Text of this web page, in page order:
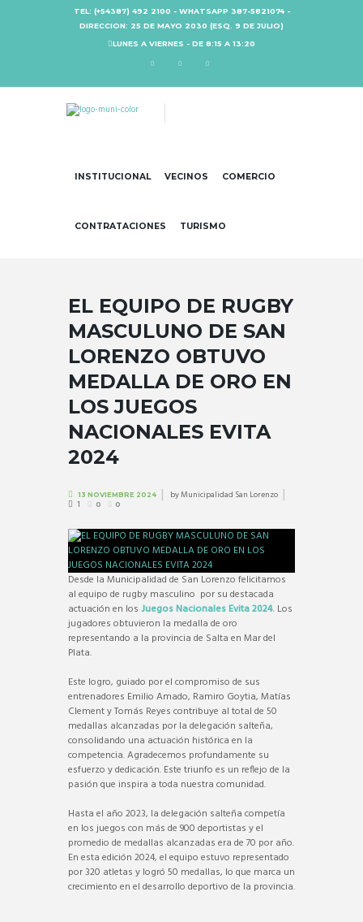
TEL: (+54387) 492 2100 - WHATSAPP 387-5821074 -
DIRECCION: 25 DE MAYO 2030 (ESQ. 9 DE JULIO)
LUNES A VIERNES - DE 8:15 A 13:20
INSTITUCIONAL VECINOS COMERCIO
CONTRATACIONES TURISMO
EL EQUIPO DE RUGBY
MASCULUNO DE SAN
LORENZO OBTUVO
MEDALLA DE ORO EN
LOS JUEGOS
NACIONALES EVITA
2024
13 NOVIEMBRE 2024 byMunicipalidad San Lorenzo
1 0 0
Desde la Municipalidad de San Lorenzo felicitamos
al equipo de rugby masculino por su destacada
actuación en los Juegos Nacionales Evita 2024. Los
jugadores obtuvieron la medalla de oro
representando a la provincia de Salta en Mar del
Plata.
Este logro, guiado por el compromiso de sus
entrenadores Emilio Amado, Ramiro Goytia, Matías
Clement y Tomás Reyes contribuye al total de 50
medallas alcanzadas por la delegación salteña,
consolidando una actuación histórica en la
competencia. Agradecemos profundamente su
esfuerzo y dedicación. Este triunfo es un reflejo de la
pasión que inspira a toda nuestra comunidad.
Hasta el año 2023, la delegación salteña competía
en los juegos con más de 900 deportistas y el
promedio de medallas alcanzadas era de 70 por año.
En esta edición 2024, el equipo estuvo representado
por 320 atletas y logró 50 medallas, lo que marca un
crecimiento en el desarrollo deportivo de la provincia.